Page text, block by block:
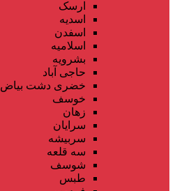
ارسک
اسدیه
اسفدن
اسلامیه
بشرویه
حاجی آباد
خضری دشت بیاض
خوسف
زهان
سرایان
سربیشه
سه قلعه
شوسف
طبس